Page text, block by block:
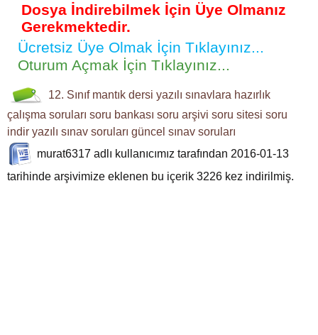
Dosya İndirebilmek İçin Üye Olmanız
Gerekmektedir.
Ücretsiz Üye Olmak İçin Tıklayınız...
Oturum Açmak İçin Tıklayınız...
12. Sınıf mantık dersi yazılı sınavlara hazırlık
çalışma soruları soru bankası soru arşivi soru sitesi soru
indir yazılı sınav soruları güncel sınav soruları
murat6317 adlı kullanıcımız tarafından 2016-01-13
tarihinde arşivimize eklenen bu içerik 3226 kez indirilmiş.